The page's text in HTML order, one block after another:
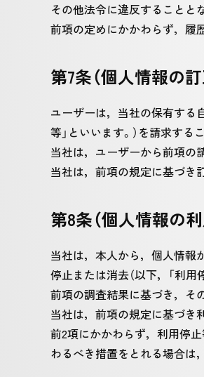
その他法令に違反することと
前項の定めにかかわらず，履
第7条（個人情報の
ユーザーは，当社の保有する
等」といいます。）を請求する
当社は，ユーザーから前項の
当社は，前項の規定に基づき
第8条（個人情報の
当社は，本人から，個人情報
停止または消去（以下，「利
前項の調査結果に基づき，そ
当社は，前項の規定に基づき
前2項にかかわらず，利用停
わるべき措置をとれる場合は